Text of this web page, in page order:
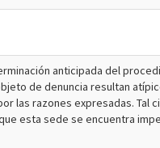
anticipada del
de denuncia resultan
las razones expresadas. Tal
esta sede se encuentra